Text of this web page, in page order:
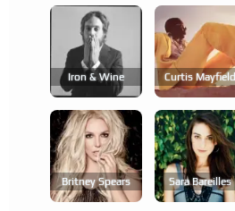
Iron & Wine Curtis Mayfield
Britney Spears Sara Bareilles